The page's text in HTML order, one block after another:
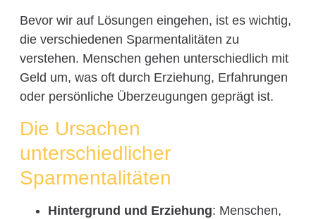
Bevor wir auf Lösungen eingehen, ist es wichtig,
die verschiedenen Sparmentalitäten zu
verstehen. Menschen gehen unterschiedlich mit
Geld um, was oft durch Erziehung, Erfahrungen
oder persönliche Überzeugungen geprägt ist.
Die Ursachen
unterschiedlicher
Sparmentalitäten
Hintergrund und Erziehung: Menschen,